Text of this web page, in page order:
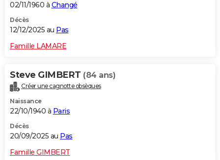
02/11/1960 à Changé
Décès
12/12/2025 au Pas
Famille LAMARE
Steve GIMBERT (84 ans)
Créer une cagnotte obsèques
Naissance
22/10/1940 à Paris
Décès
20/09/2025 au Pas
Famille GIMBERT